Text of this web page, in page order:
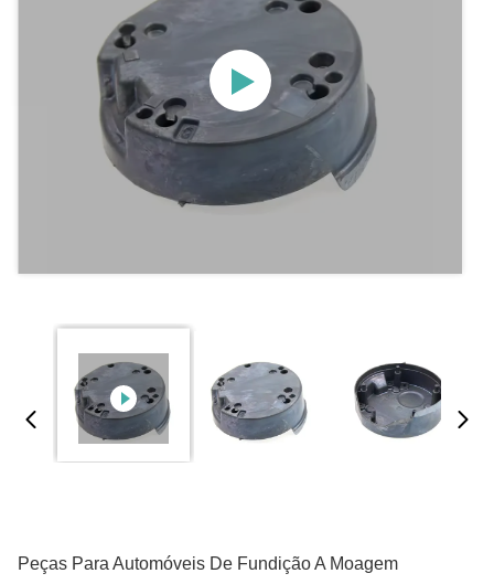
Peças Para Automóveis De Fundição A Moagem